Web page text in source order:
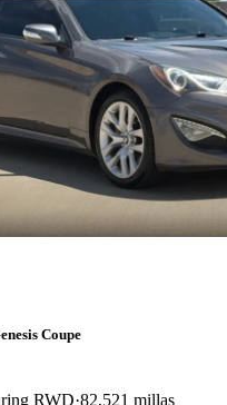
Coupe
RWD 82,521 millas